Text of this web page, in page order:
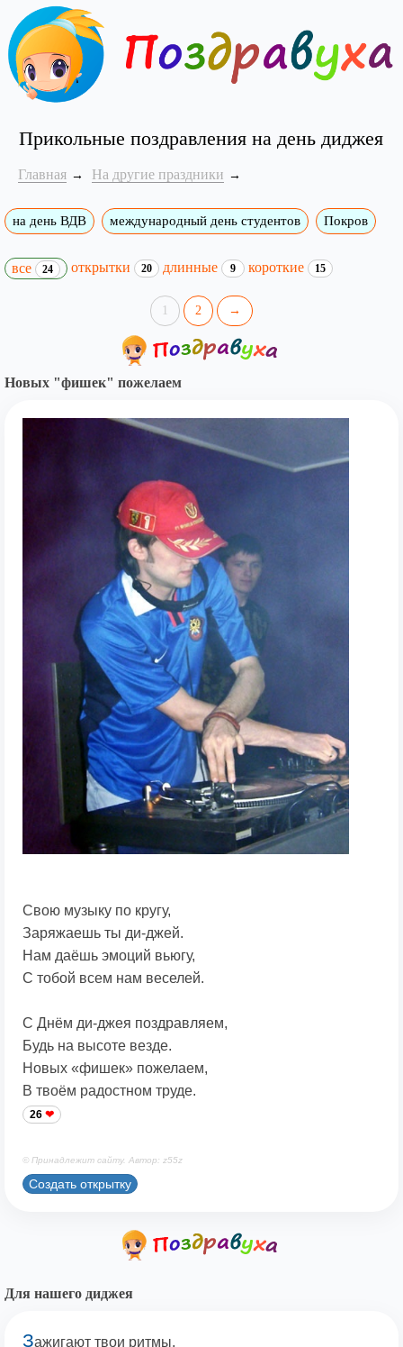
Прикольные поздравления на день диджея
Главная На другие праздники
на день ВДВ международный день студентов Покров
все 24 открытки 20 длинные 9 короткие 15
1 2 →
Новых "фишек" пожелаем
Свою музыку по кругу,
Заряжаешь ты ди-джей.
Нам даёшь эмоций вьюгу,
С тобой всем нам веселей.
С Днём ди-джея поздравляем,
Будь на высоте везде.
Новых «фишек» пожелаем,
В твоём радостном труде.
26
© Принадлежит сайту. Автор: z55z
Создать открытку
Для нашего диджея
Зажигают твои ритмы,